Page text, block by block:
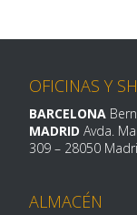
OFICINAS Y
BARCELONA
MADRID Avda.
309 – 28050
ALMACÉN